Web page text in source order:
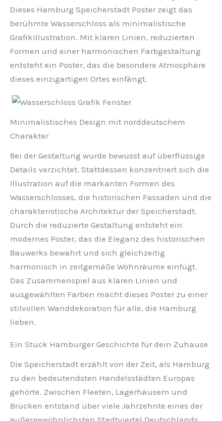
Dieses Hamburg Speicherstadt Poster zeigt das
berühmte Wasserschloss als minimalistische
Grafikillustration. Mit klaren Linien, reduzierten
Formen und einer harmonischen Farbgestaltung
entsteht ein Poster, das die besondere Atmosphäre
dieses einzigartigen Ortes einfängt.
Minimalistisches Design mit norddeutschem
Charakter
Bei der Gestaltung wurde bewusst auf überflüssige
Details verzichtet. Stattdessen konzentriert sich die
Illustration auf die markanten Formen des
Wasserschlosses, die historischen Fassaden und die
charakteristische Architektur der Speicherstadt.
Durch die reduzierte Gestaltung entsteht ein
modernes Poster, das die Eleganz des historischen
Bauwerks bewahrt und sich gleichzeitig
harmonisch in zeitgemäße Wohnräume einfügt.
Das Zusammenspiel aus klaren Linien und
ausgewählten Farben macht dieses Poster zu einer
stilvollen Wanddekoration für alle, die Hamburg
lieben.
Ein Stück Hamburger Geschichte für dein Zuhause
Die Speicherstadt erzählt von der Zeit, als Hamburg
zu den bedeutendsten Handelsstädten Europas
gehörte. Zwischen Fleeten, Lagerhäusern und
Brücken entstand über viele Jahrzehnte eines der